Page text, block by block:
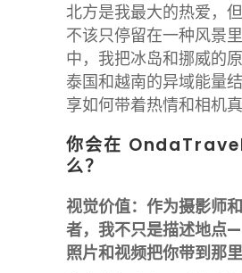
北方是我最大的热爱，但
不该只停留在一种风景
中，我把冰岛和挪威的
泰国和越南的异域能量
享如何带着热情和相机真
你会在
么？
视觉价值：作为摄影师
者，我不只是描述地点
照片和视频把你带到那里